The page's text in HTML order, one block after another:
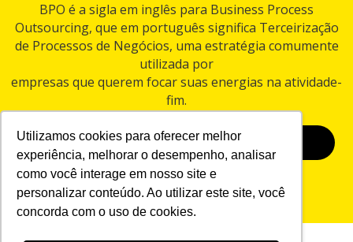
Utilizamos cookies para oferecer melhor
experiência, melhorar o desempenho, analisar
como você interage em nosso site e
personalizar conteúdo. Ao utilizar este site, você
concorda com o uso de cookies.
BPO é a sigla em inglês para Business Process
Outsourcing, que em português significa Terceirização
de Processos de Negócios, uma estratégia comumente
utilizada por
empresas que querem focar suas energias na atividade-
fim.
BAIXAR E-BOOK